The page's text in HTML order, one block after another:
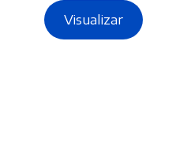
Visualizar